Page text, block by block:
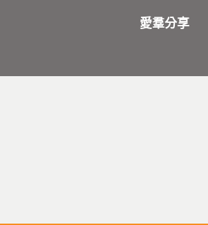
愛羣分享